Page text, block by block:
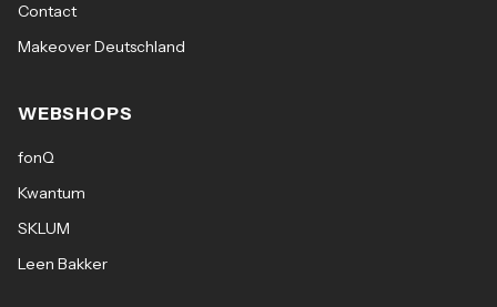
Contact
Makeover Deutschland
WEBSHOPS
fonQ
Kwantum
SKLUM
Leen Bakker